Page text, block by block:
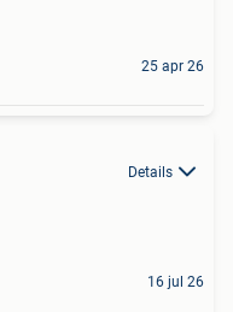
25 apr 26
Details
16 jul 26